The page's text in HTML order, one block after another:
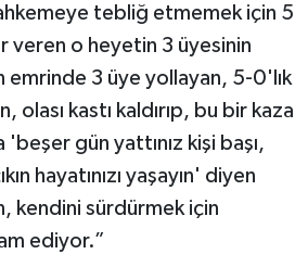
tebliğ etmemek için 5
veren o heyetin 3 üyesinin
emrinde 3 üye yollayan, 5-0'lık
olası kastı kaldırıp, bu bir kaza
gün yattınız kişi başı,
hayatınızı yaşayın' diyen
kendini sürdürmek için
ediyor.”